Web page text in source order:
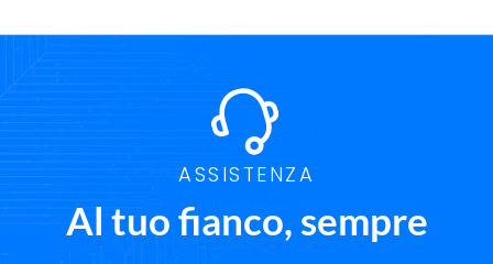
ASSISTENZA
Al tuo fianco, sempre